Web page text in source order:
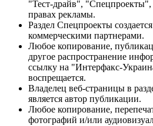
"Тест-драйв",
правах рекламы.
Раздел Спецпроекты
коммерческими партнерами.
Любое копирование,
другое распространение
ссылку на "Интерфакс-
воспрещается.
Владелец веб-страницы в
является автор публикации.
Любое копирование,
фотографий и/или